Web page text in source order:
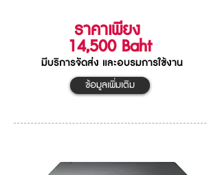
ราคาเพียง
14,500 Baht
มีบริการจัดส่ง และอบรมการใช้งาน
ข้อมูลเพิ่มเติม